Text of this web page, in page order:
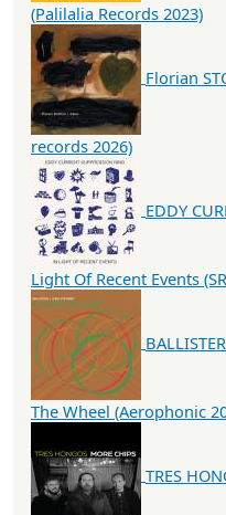
(Palilalia Records 2023)
Florian
records 2026)
EDDY
Light Of Recent Events
The Wheel (Aerophonic
TRES